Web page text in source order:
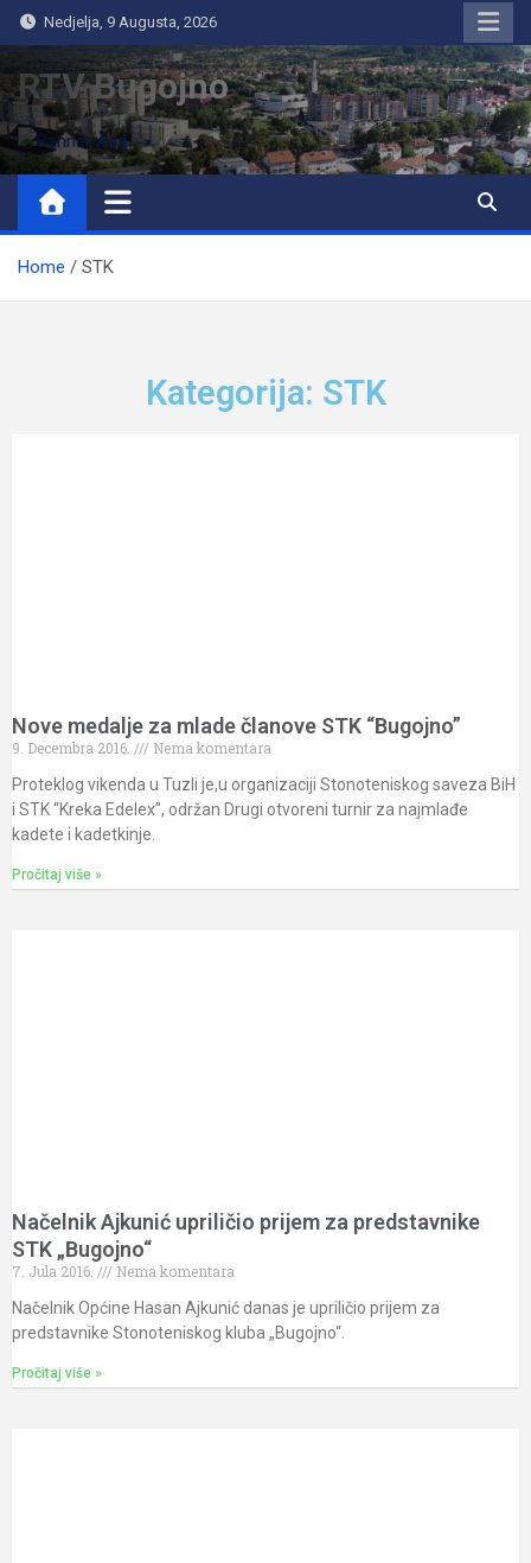
Nedjelja, 9 Augusta, 2026
RTV Bugojno
Home STK
Kategorija: STK
Nove medalje za mlade članove STK “Bugojno”
9. Decembra 2016.
Nema komentara
Proteklog vikenda u Tuzli je,u organizaciji Stonoteniskog saveza BiH
i STK “Kreka Edelex”, održan Drugi otvoreni turnir za najmlađe
kadete i kadetkinje.
Pročitaj više »
Načelnik Ajkunić upriličio prijem za predstavnike
STK „Bugojno“
7. Jula 2016.
Nema komentara
Načelnik Općine Hasan Ajkunić danas je upriličio prijem za
predstavnike Stonoteniskog kluba „Bugojno“.
Pročitaj više »